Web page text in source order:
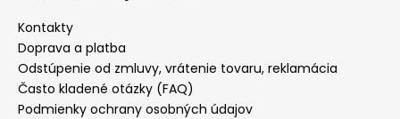
Kontakty
Doprava a platba
Odstúpenie od zmluvy, vrátenie tovaru, reklamácia
Často kladené otázky (FAQ)
Podmienky ochrany osobných údajov